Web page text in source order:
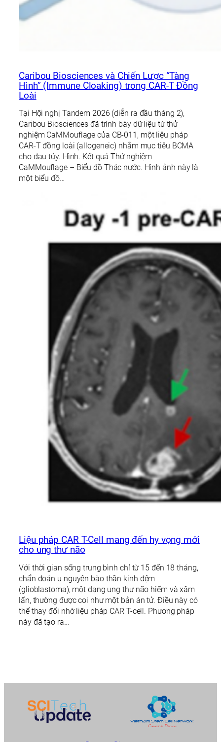
Caribou Biosciences và Chiến Lược “Tàng
Hình” (Immune Cloaking) trong CAR-T Đồng
Loài
Tại Hội nghị Tandem 2026 (diễn ra đầu tháng 2),
Caribou Biosciences đã trình bày dữ liệu từ thử
nghiệm CaMMouflage của CB-011, một liệu pháp
CAR-T đồng loài (allogeneic) nhắm mục tiêu BCMA
cho đau tủy. Hình. Kết quả Thử nghiệm
CaMMouflage – Biểu đồ Thác nước. Hình ảnh này là
một biểu đồ…
Liệu pháp CAR T-Cell mang đến hy vọng mới
cho ung thư não
Với thời gian sống trung bình chỉ từ 15 đến 18 tháng,
chẩn đoán u nguyên bào thần kinh đệm
(glioblastoma), một dạng ung thư não hiếm và xâm
lấn, thường được coi như một bản án tử. Điều này có
thể thay đổi nhờ liệu pháp CAR T-cell. Phương pháp
này đã tạo ra…